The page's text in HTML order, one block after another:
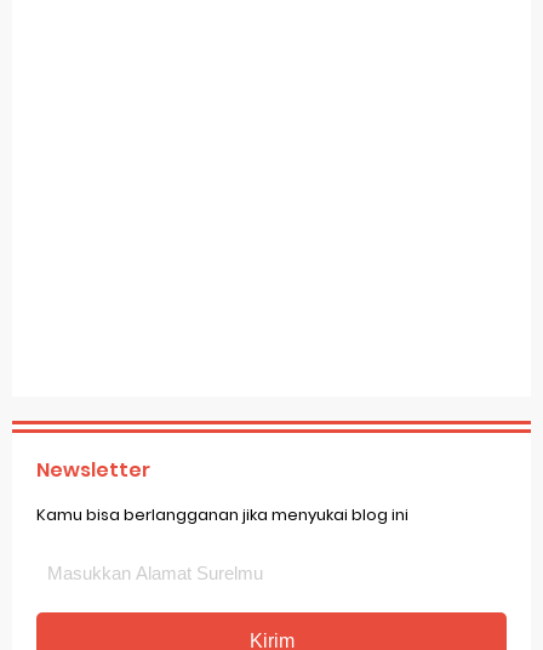
Newsletter
Kamu bisa berlangganan jika menyukai blog ini